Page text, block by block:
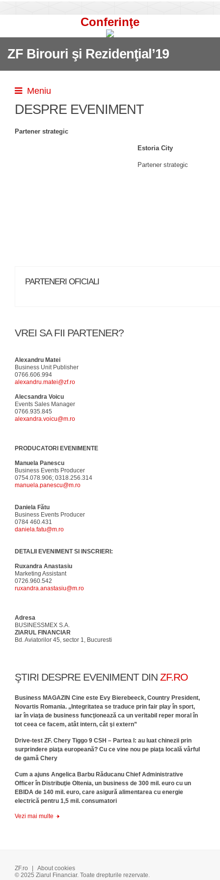
Conferinţe
ZF Birouri şi Rezidenţial’19
Meniu
DESPRE EVENIMENT
Partener strategic
Estoria City
Partener strategic
PARTENERI OFICIALI
VREI SA FII PARTENER?
Alexandru Matei
Business Unit Publisher
0766.606.994
alexandru.matei@zf.ro
Alecsandra Voicu
Events Sales Manager
0766.935.845
alexandra.voicu@m.ro
PRODUCATORI EVENIMENTE
Manuela Panescu
Business Events Producer
0754.078.906; 0318.256.314
manuela.panescu@m.ro
Daniela Fătu
Business Events Producer
0784 460.431
daniela.fatu@m.ro
DETALII EVENIMENT SI INSCRIERI:
Ruxandra Anastasiu
Marketing Assistant
0726.960.542
ruxandra.anastasiu@m.ro
Adresa
BUSINESSMEX S.A.
ZIARUL FINANCIAR
Bd. Aviatorilor 45, sector 1, Bucuresti
ŞTIRI DESPRE EVENIMENT DIN ZF.RO
Business MAGAZIN Cine este Evy Bierebeeck, Country President,
Novartis Romania. „Integritatea se traduce prin fair play în sport,
iar în viaţa de business funcţionează ca un veritabil reper moral în
tot ceea ce facem, atât intern, cât şi extern”
Drive-test ZF. Chery Tiggo 9 CSH – Partea I: au luat chinezii prin
surprindere piaţa europeană? Cu ce vine nou pe piaţa locală vârful
de gamă Chery
Cum a ajuns Angelica Barbu Răducanu Chief Administrative
Officer în Distribuţie Oltenia, un business de 300 mil. euro cu un
EBIDA de 140 mil. euro, care asigură alimentarea cu energie
electrică pentru 1,5 mil. consumatori
Vezi mai multe
ZF.ro
About cookies
© 2025 Ziarul Financiar. Toate drepturile rezervate.